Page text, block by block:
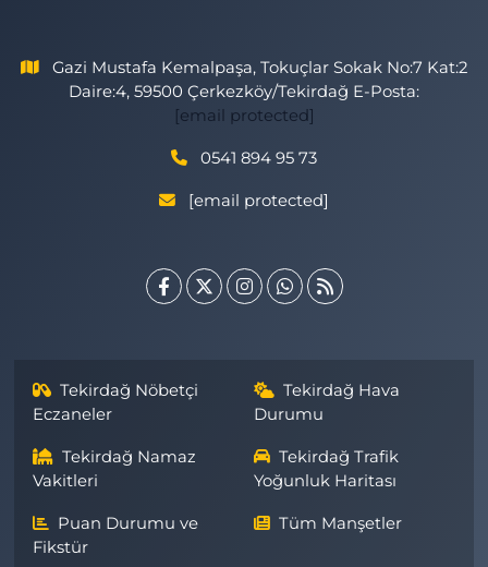
Gazi Mustafa Kemalpaşa, Tokuçlar Sokak No:7 Kat:2
Daire:4, 59500 Çerkezköy/Tekirdağ E-Posta:
[email protected]
0541 894 95 73
[email protected]
Tekirdağ Nöbetçi
Eczaneler
Tekirdağ Hava
Durumu
Tekirdağ Namaz
Vakitleri
Tekirdağ Trafik
Yoğunluk Haritası
Puan Durumu ve
Fikstür
Tüm Manşetler